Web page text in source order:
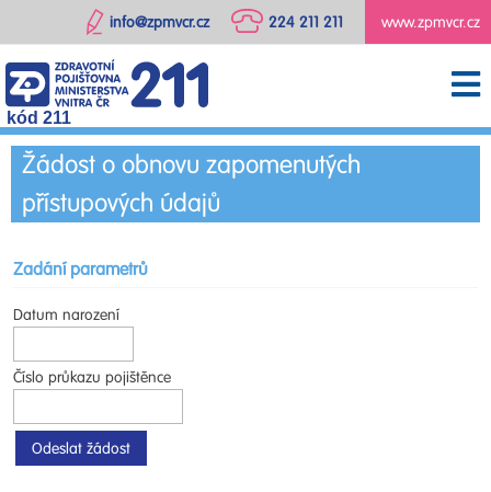
www.zpmvcr.cz
224 211 211
info@zpmvcr.cz
kód 211
Žádost o obnovu zapomenutých
přístupových údajů
Zadání parametrů
Datum narození
Číslo průkazu pojištěnce